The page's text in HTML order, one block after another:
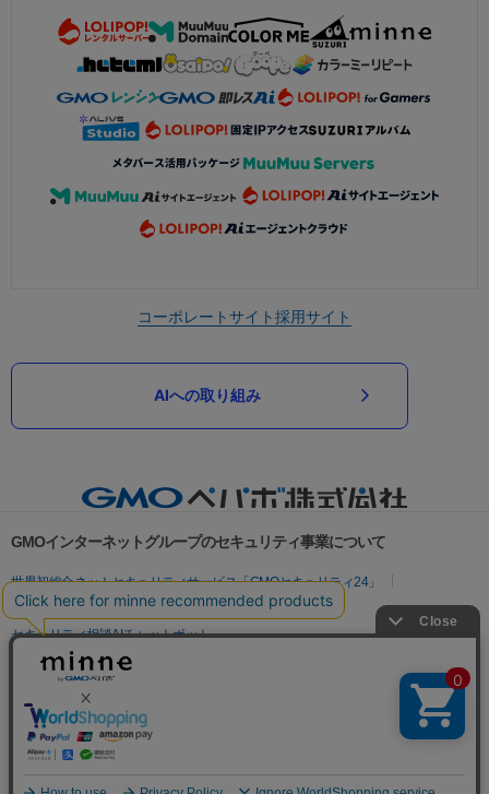
コーポレートサイト採用サイト
AIへの取り組み
GMOインターネットグループのセキュリティ事業について
世界初総合ネットセキュリティサービス「GMOセキュリティ24」
パスワード漏洩診断
Webサイトリスク診断
セキュリティ相談AIチャットボット
実在証明・盗聴対策
サイバー攻撃対策（GMO Flatt Security）
セキュリティ事業の軌跡